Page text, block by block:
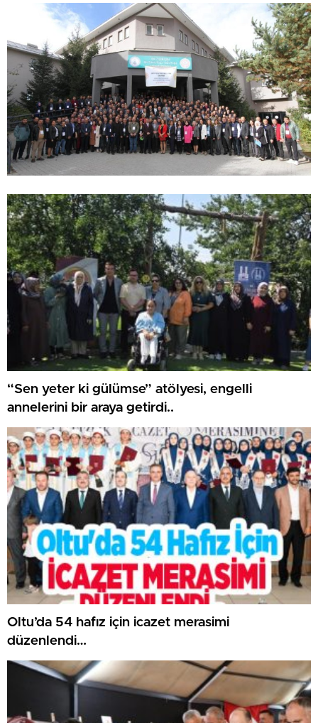
“Sen yeter ki gülümse” atölyesi, engelli
annelerini bir araya getirdi..
Oltu’da 54 hafız için icazet merasimi
düzenlendi…